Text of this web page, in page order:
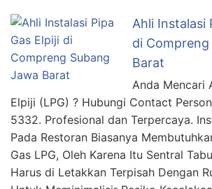
Ahli Instalasi
di
Barat
Anda Mencari
Elpiji (LPG) ? Hubungi Contact
5332. Profesional dan Terpercaya.
Pada Restoran Biasanya
Gas LPG, Oleh Karena Itu Sentral
Harus di Letakkan Terpisah Dengan